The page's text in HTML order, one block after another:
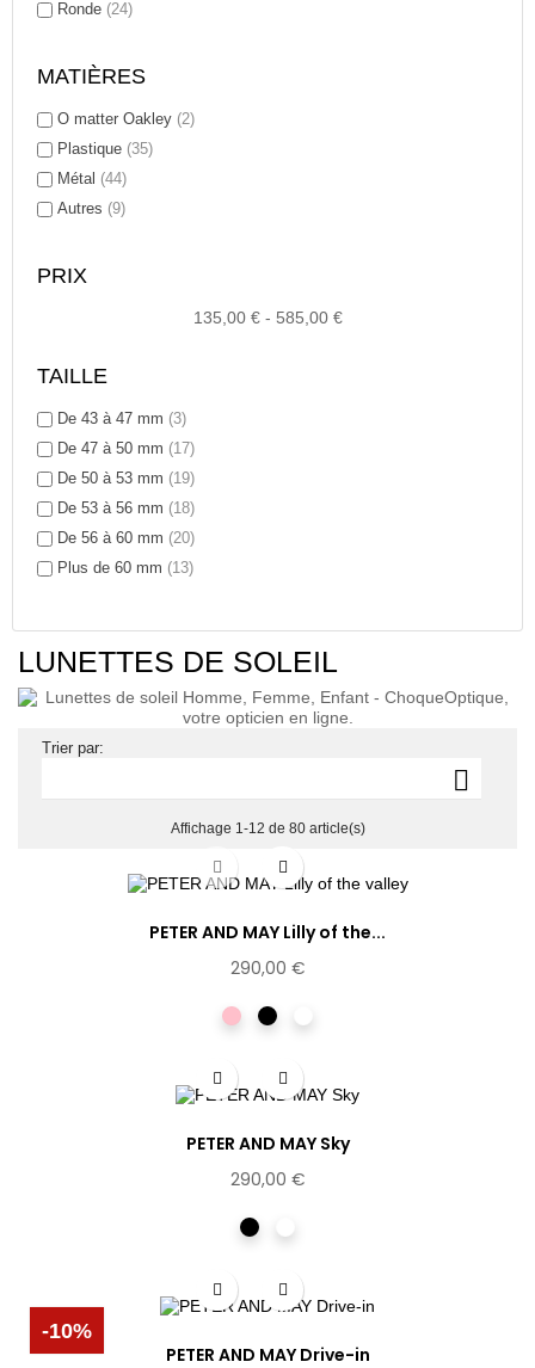
Ronde (24)
MATIÈRES
O matter Oakley (2)
Plastique (35)
Métal (44)
Autres (9)
PRIX
135,00 € - 585,00 €
TAILLE
De 43 à 47 mm (3)
De 47 à 50 mm (17)
De 50 à 53 mm (19)
De 53 à 56 mm (18)
De 56 à 60 mm (20)
Plus de 60 mm (13)
LUNETTES DE SOLEIL
Trier par:

Affichage 1-12 de 80 article(s)
PETER AND MAY Lilly of the...
290,00 €
Rose Noir
PETER AND MAY Sky
290,00 €
Noir
-10%
PETER AND MAY Drive-in